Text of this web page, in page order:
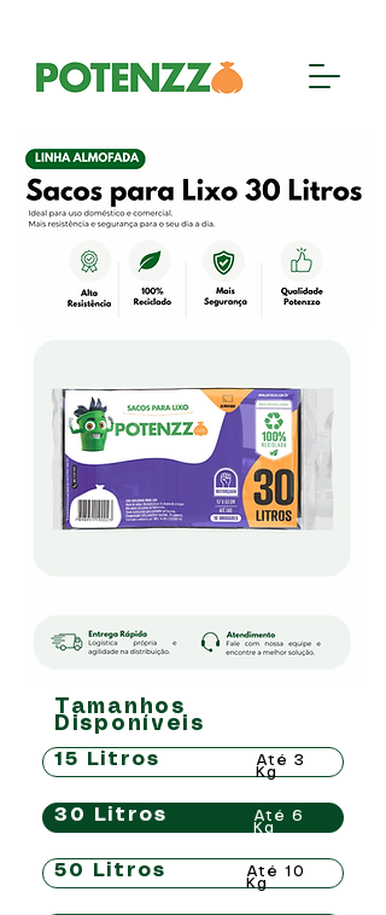
Tamanhos
Disponíveis
15 Litros Até 3
Kg
30 Litros Até 6
Kg
50 Litros Até 10
Kg